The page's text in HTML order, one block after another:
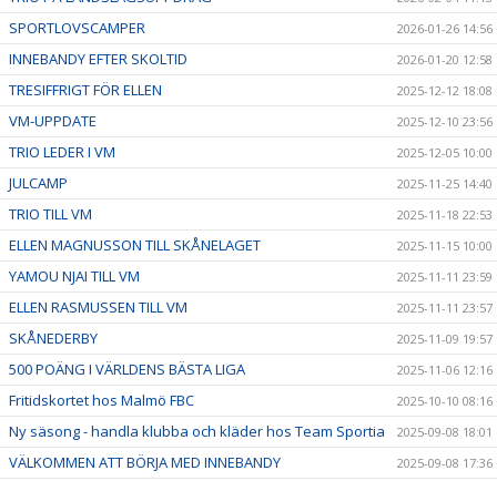
SPORTLOVSCAMPER 2026-01-26 14:56
INNEBANDY EFTER SKOLTID 2026-01-20 12:58
TRESIFFRIGT FÖR ELLEN 2025-12-12 18:08
VM-UPPDATE 2025-12-10 23:56
TRIO LEDER I VM 2025-12-05 10:00
JULCAMP 2025-11-25 14:40
TRIO TILL VM 2025-11-18 22:53
ELLEN MAGNUSSON TILL SKÅNELAGET 2025-11-15 10:00
YAMOU NJAI TILL VM 2025-11-11 23:59
ELLEN RASMUSSEN TILL VM 2025-11-11 23:57
SKÅNEDERBY 2025-11-09 19:57
500 POÄNG I VÄRLDENS BÄSTA LIGA 2025-11-06 12:16
Fritidskortet hos Malmö FBC 2025-10-10 08:16
Ny säsong - handla klubba och kläder hos Team Sportia 2025-09-08 18:01
VÄLKOMMEN ATT BÖRJA MED INNEBANDY 2025-09-08 17:36